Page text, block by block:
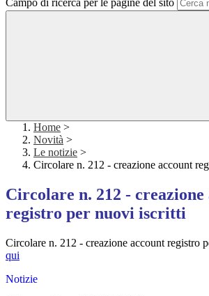
Campo di ricerca per le pagine del sito
Home >
Novità >
Le notizie >
Circolare n. 212 - creazione account
Circolare n. 212 - creazione
registro per nuovi iscritti
Circolare n. 212 - creazione account registro
qui
Notizie